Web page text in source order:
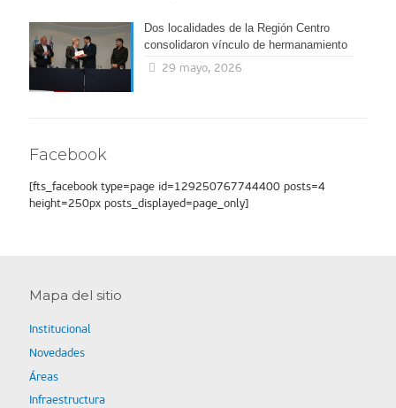
Dos localidades de la Región Centro
consolidaron vínculo de hermanamiento
29 mayo, 2026
Facebook
[fts_facebook type=page id=129250767744400 posts=4
height=250px posts_displayed=page_only]
Mapa del sitio
Institucional
Novedades
Áreas
Infraestructura